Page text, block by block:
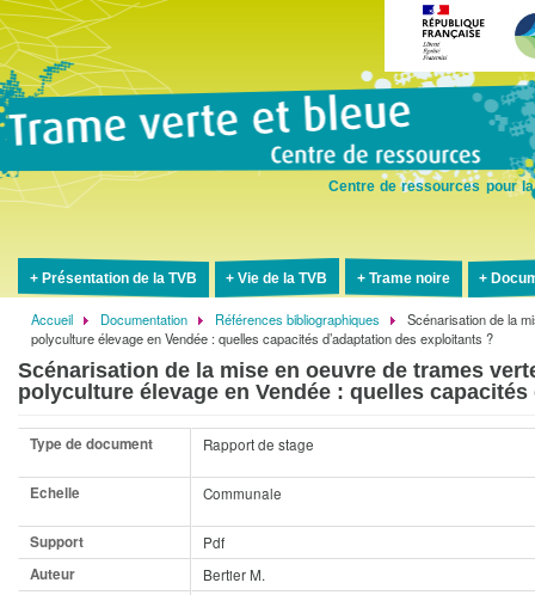
Centre de ressources pour
Présentation de la TVB Vie de la TVB Trame noire
Fil
d'Ariane
Accueil Documentation Références bibliographiques
Scénarisation de la
polyculture élevage en Vendée : quelles capacités d’adaptation des exploitants ?
Scénarisation de la mise en oeuvre de trames
polyculture élevage en Vendée : quelles
Type de document Rapport de stage
Echelle Communale
Support
Pdf
Auteur
Bertier M.